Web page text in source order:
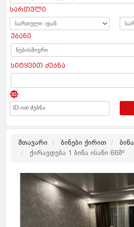
სართული
უბანი
სიტყვით ძებნა
მთავარი ბინები ქირით
ბინა
ქირავდება 1 ბინა ისანი 66მ²